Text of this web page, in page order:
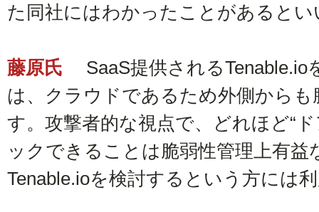
た同社にはわかったことがあるとい
藤原氏
SaaS提供されるTenable.io
は、クラウドであるため外側から
す。攻撃者的な視点で、どれほど“
ックできることは脆弱性管理上有
Tenable.ioを検討するという方には